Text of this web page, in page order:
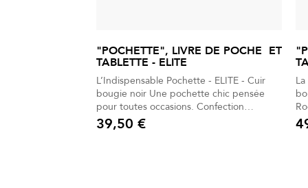
"POCHETTE", LIVRE DE POCHE ET
TABLETTE - ELITE
L’Indispensable Pochette - ELITE - Cuir
bougie noir Une pochette chic pensée
pour toutes occasions. Confection
française, pratique et multifonction.
Format idéal A5 pour livres de poche,
Prix
39,50 €
La
bougie
Rock
Prix